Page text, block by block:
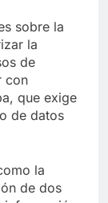
sobre la
la
de
con
que exige
de datos
la
de dos